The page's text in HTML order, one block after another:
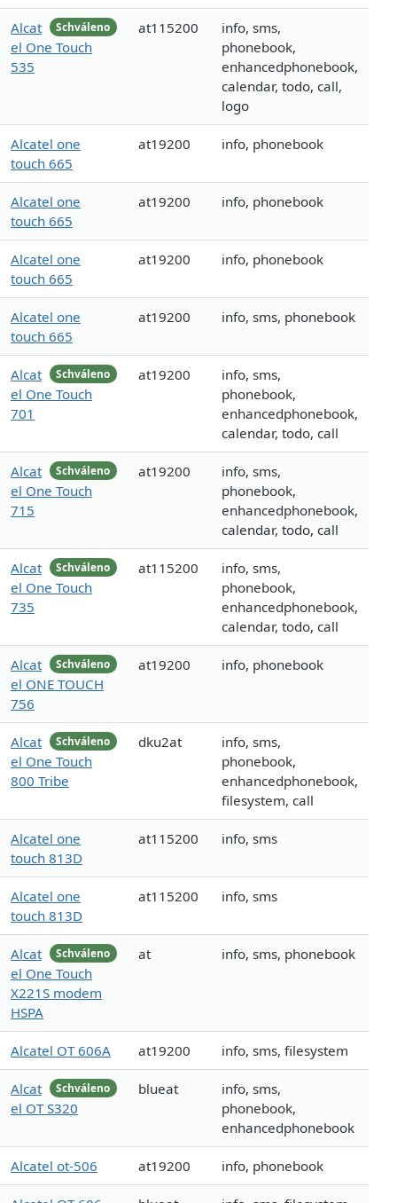
Schváleno
Alcat
el One Touch
535
at115200
info, sms,
phonebook,
enhancedphonebook,
calendar, todo, call,
logo
Alcatel one
touch 665
at19200 info, phonebook
Alcatel one
touch 665
at19200 info, phonebook
Alcatel one
touch 665
at19200 info, phonebook
Alcatel one
touch 665
at19200 info, sms, phonebook
Schváleno
Alcat
el One Touch
701
at19200
info, sms,
phonebook,
enhancedphonebook,
calendar, todo, call
Schváleno
Alcat
el One Touch
715
at19200
info, sms,
phonebook,
enhancedphonebook,
calendar, todo, call
Schváleno
Alcat
el One Touch
735
at115200
info, sms,
phonebook,
enhancedphonebook,
calendar, todo, call
Schváleno
Alcat
el ONE TOUCH
756
at19200 info, phonebook
Schváleno
Alcat
el One Touch
800 Tribe
dku2at
info, sms,
phonebook,
enhancedphonebook,
filesystem, call
Alcatel one
touch 813D
at115200 info, sms
Alcatel one
touch 813D
at115200 info, sms
Schváleno
Alcat
el One Touch
X221S modem
HSPA
at info, sms, phonebook
Alcatel OT 606A at19200 info, sms, filesystem
Schváleno
Alcat
el OT S320
blueat
info, sms,
phonebook,
enhancedphonebook
Alcatel ot-506 at19200 info, phonebook